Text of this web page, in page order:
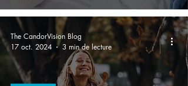
The CandorVision Blog
17 oct. 2024
3 min de lecture